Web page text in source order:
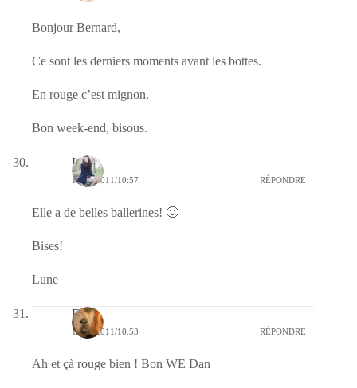
Bonjour Bernard,
Ce sont les derniers moments avant les bottes.
En rouge c’est mignon.
Bon week-end, bisous.
Lune
15/10/2011/10:57 RÉPONDRE
Elle a de belles ballerines! 🙂
Bises!
Lune
Dan
15/10/2011/10:53 RÉPONDRE
Ah et çà rouge bien ! Bon WE Dan